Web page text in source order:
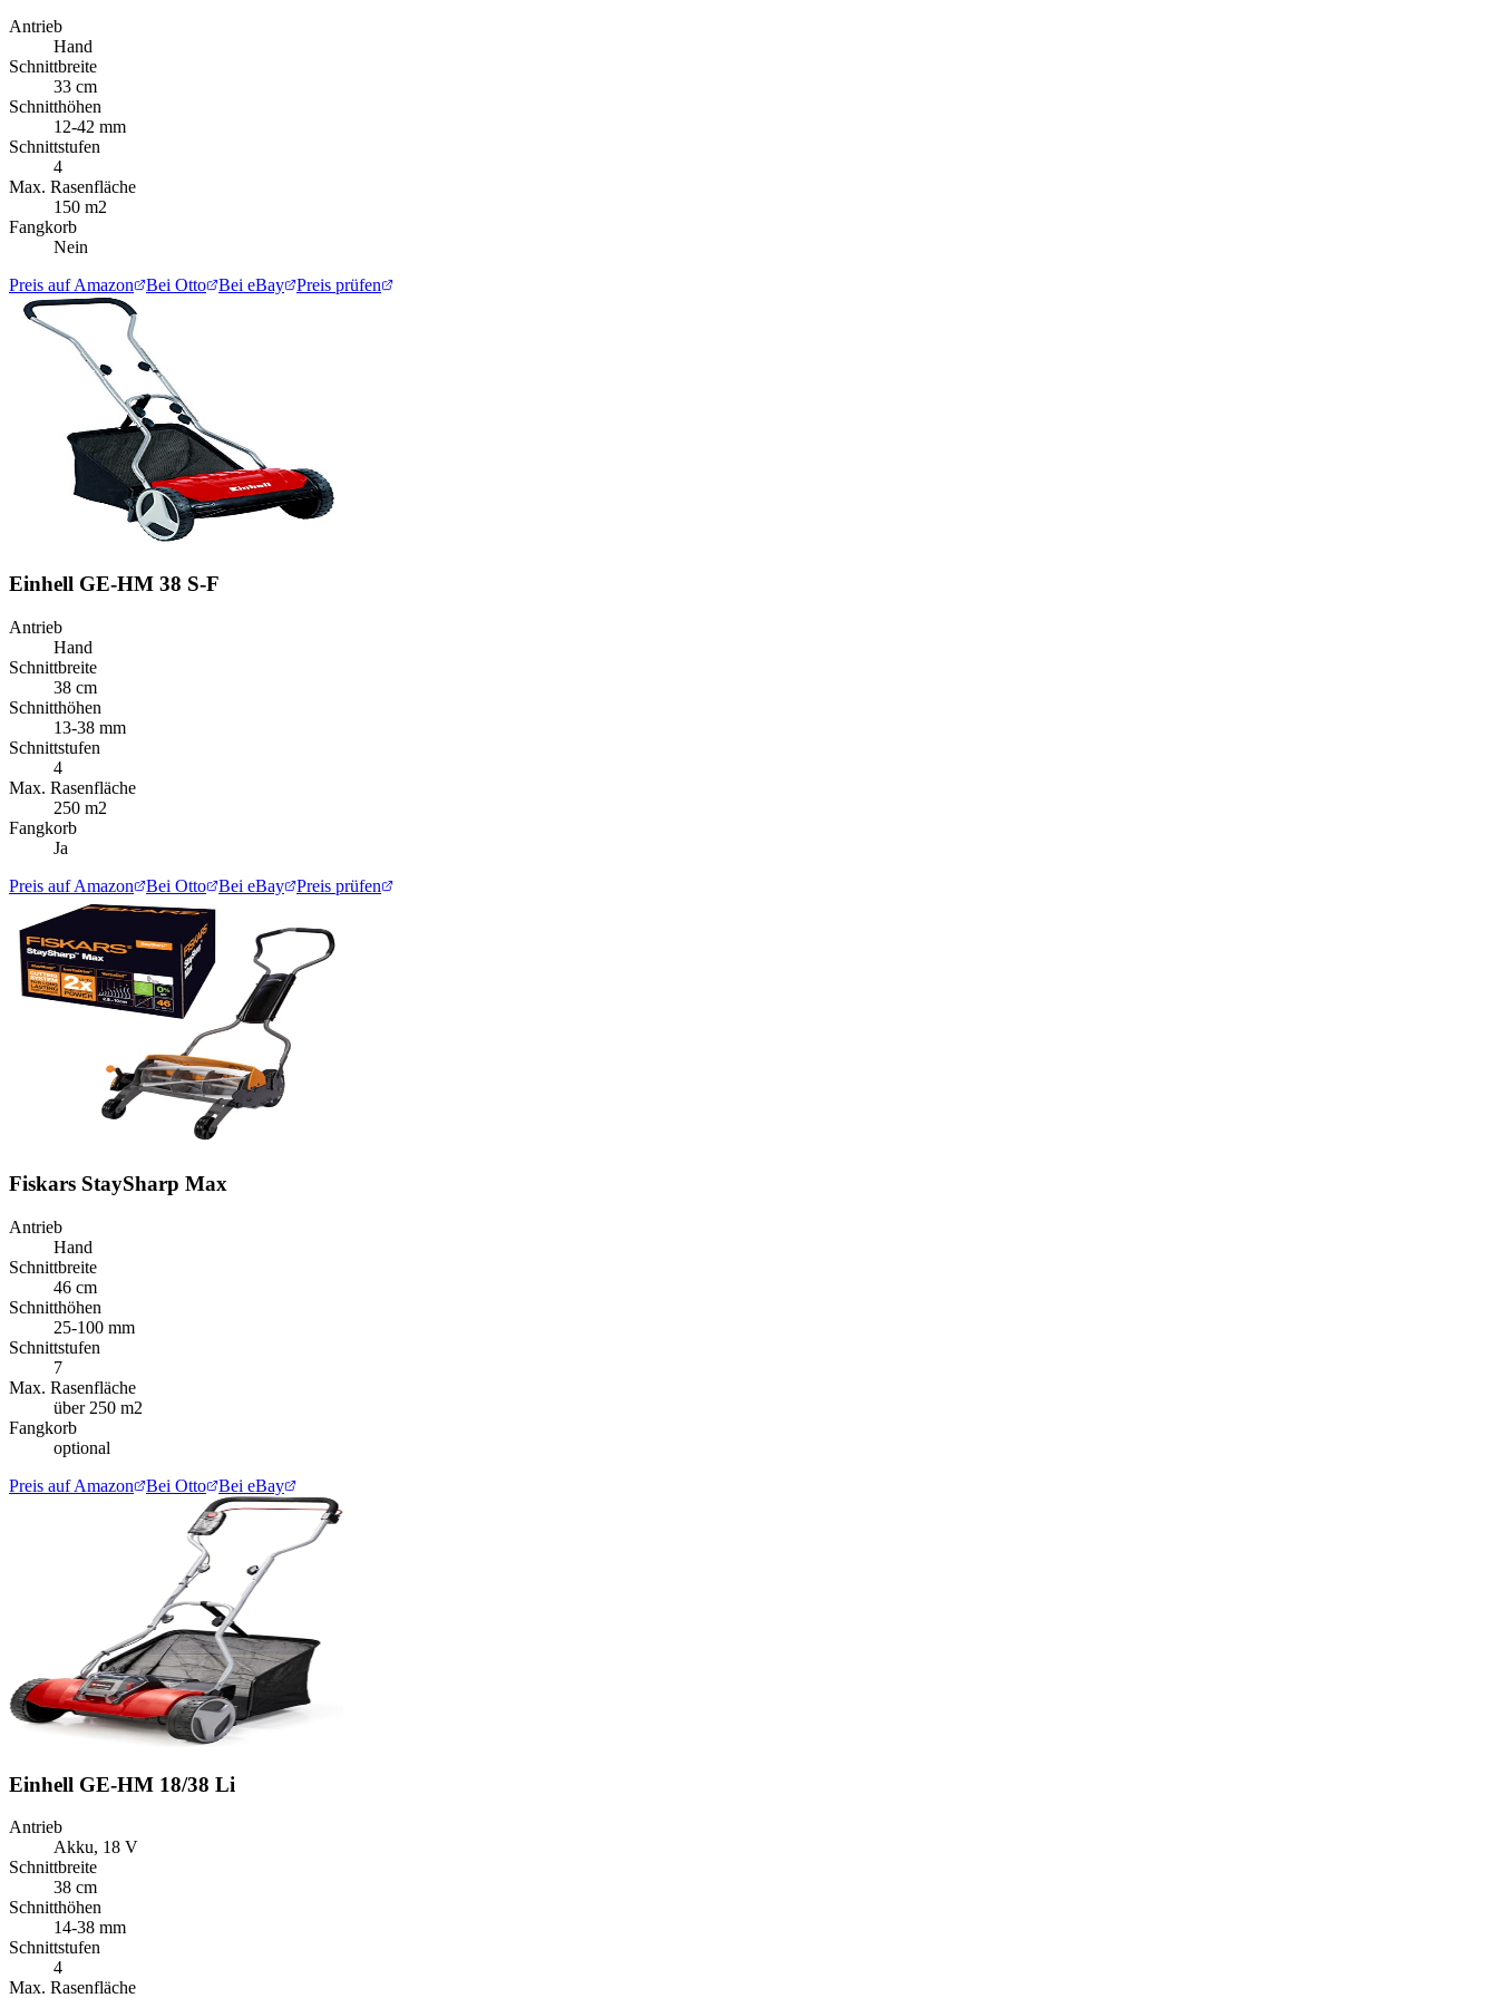
Antrieb
Hand
Schnittbreite
33 cm
Schnitthöhen
12-42 mm
Schnittstufen
4
Max. Rasenfläche
150 m2
Fangkorb
Nein
Preis auf Amazon
Bei Otto Bei eBay Preis prüfen
Einhell GE-HM 38 S-F
Antrieb
Hand
Schnittbreite
38 cm
Schnitthöhen
13-38 mm
Schnittstufen
4
Max. Rasenfläche
250 m2
Fangkorb
Ja
Preis auf Amazon
Bei Otto Bei eBay Preis prüfen
Fiskars StaySharp Max
Antrieb
Hand
Schnittbreite
46 cm
Schnitthöhen
25-100 mm
Schnittstufen
7
Max. Rasenfläche
über 250 m2
Fangkorb
optional
Preis auf Amazon
Bei Otto Bei eBay
Einhell GE-HM 18/38 Li
Antrieb
Akku, 18 V
Schnittbreite
38 cm
Schnitthöhen
14-38 mm
Schnittstufen
4
Max. Rasenfläche